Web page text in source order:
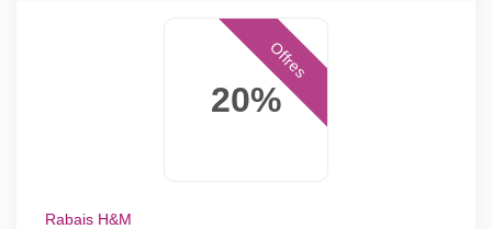
20%
Offres
Rabais H&M